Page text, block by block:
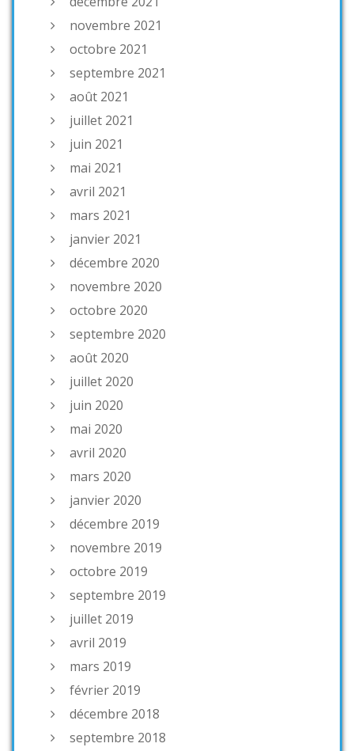
novembre 2021
octobre 2021
septembre 2021
août 2021
juillet 2021
juin 2021
mai 2021
avril 2021
mars 2021
janvier 2021
décembre 2020
novembre 2020
octobre 2020
septembre 2020
août 2020
juillet 2020
juin 2020
mai 2020
avril 2020
mars 2020
janvier 2020
décembre 2019
novembre 2019
octobre 2019
septembre 2019
juillet 2019
avril 2019
mars 2019
février 2019
décembre 2018
septembre 2018